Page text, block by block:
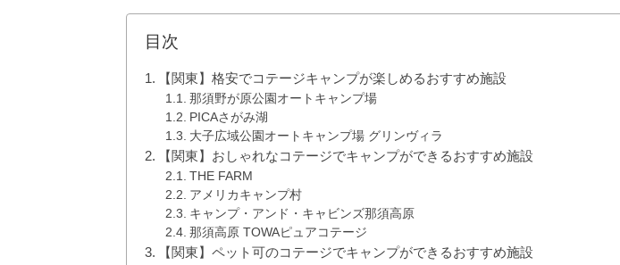
目次
【関東】格安でコテージキャンプが楽しめるおすすめ施設
那須野が原公園オートキャンプ場
PICAさがみ湖
大子広域公園オートキャンプ場 グリンヴィラ
【関東】おしゃれなコテージでキャンプができるおすすめ施設
THE FARM
アメリカキャンプ村
キャンプ・アンド・キャビンズ那須高原
那須高原 TOWAピュアコテージ
【関東】ペット可のコテージでキャンプができるおすすめ施設